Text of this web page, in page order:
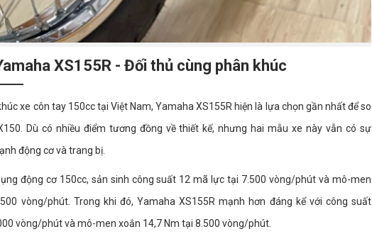
XS155R - Đối thủ cùng phân khúc
xe côn tay 150cc tại Việt Nam, Yamaha XS155R hiện là lựa chọn gần nhất để so
Dù có nhiều điểm tương đồng về thiết kế, nhưng hai mẫu xe này vẫn có sự
động cơ và trang bị.
động cơ 150cc, sản sinh công suất 12 mã lực tại 7.500 vòng/phút và mô-men
vòng/phút. Trong khi đó, Yamaha XS155R mạnh hơn đáng kể với công suất
vòng/phút và mô-men xoắn 14,7 Nm tại 8.500 vòng/phút.